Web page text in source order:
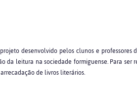
desenvolvido pelos clunos e professores
da leitura na sociedade formiguense. Para ser
de livros literários.